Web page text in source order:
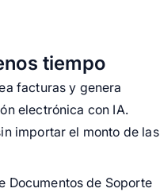
tiempo
facturas y genera
electrónica con IA.
importar el monto de las
Documentos de Soporte